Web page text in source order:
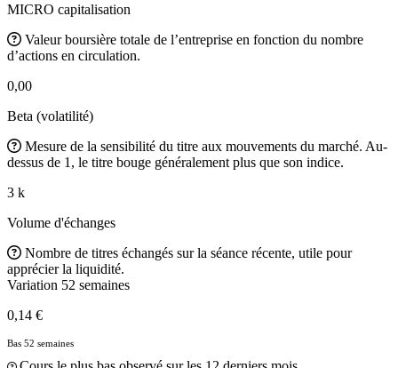
MICRO capitalisation
Valeur boursière totale de l’entreprise en fonction du nombre
d’actions en circulation.
0,00
Beta (volatilité)
Mesure de la sensibilité du titre aux mouvements du marché. Au-
dessus de 1, le titre bouge généralement plus que son indice.
3 k
Volume d'échanges
Nombre de titres échangés sur la séance récente, utile pour
apprécier la liquidité.
Variation 52 semaines
0,14 €
Bas 52 semaines